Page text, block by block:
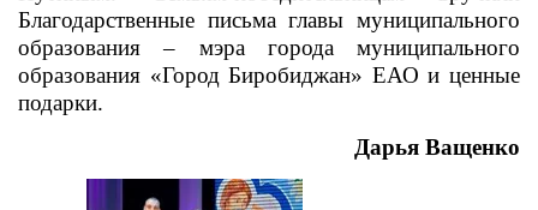
Благодарственные письма главы муниципального
образования – мэра города муниципального
образования «Город Биробиджан» ЕАО и ценные
подарки.
Дарья Ващенко